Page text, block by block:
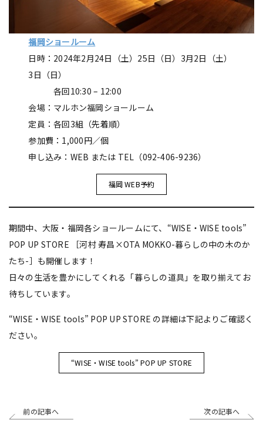
福岡ショールーム
日時：2024年2月24日（土）25日（日）3月2日（土）
3日（日）
各回10:30 – 12:00
会場：マルホン福岡ショールーム
定員：各回3組（先着順）
参加費：1,000円／個
申し込み：WEB または TEL（092-406-9236）
福岡 WEB予約
期間中、大阪・福岡各ショールームにて、“WISE・WISE tools”
POP UP STORE ［河村 寿昌×OTA MOKKO-暮らしの中の木のか
たち-］も開催します！
日々の生活を豊かにしてくれる「暮らしの道具」を取り揃えてお
待ちしています。
“WISE・WISE tools” POP UP STORE の詳細は下記よりご確認く
ださい。
“WISE・WISE tools” POP UP STORE
前の記事へ 次の記事へ